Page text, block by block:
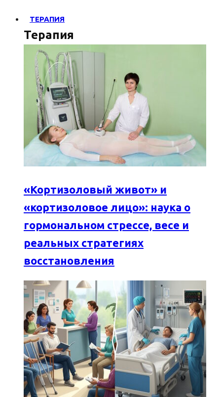
ТЕРАПИЯ
Терапия
«Кортизоловый живот» и
«кортизоловое лицо»: наука о
гормональном стрессе, весе и
реальных стратегиях
восстановления